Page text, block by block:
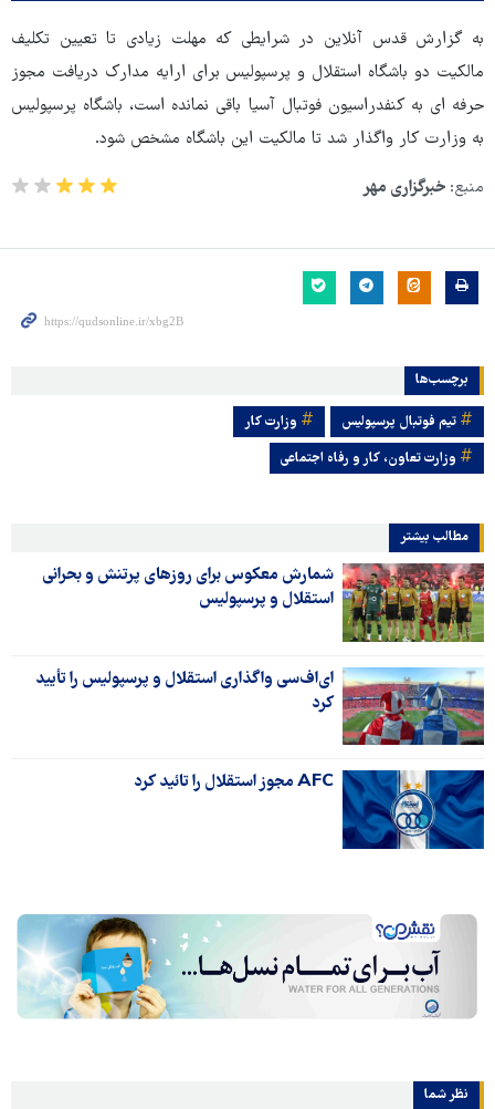
به گزارش قدس آنلاین در شرایطی که مهلت زیادی تا تعیین تکلیف
مالکیت دو باشگاه استقلال و پرسپولیس برای ارایه مدارک دریافت مجوز
حرفه ای به کنفدراسیون فوتبال آسیا باقی نمانده است، باشگاه پرسپولیس
به وزارت کار واگذار شد تا مالکیت این باشگاه مشخص شود.
منبع: خبرگزاری مهر
برچسب‌ها
تیم فوتبال پرسپولیس
وزارت کار
وزارت تعاون، کار و رفاه اجتماعی
مطالب بیشتر
شمارش معکوس برای روزهای پرتنش و بحرانی
استقلال و پرسپولیس
ای‌اف‌سی واگذاری استقلال و پرسپولیس را تأیید
کرد
AFC مجوز استقلال را تائید کرد
نظر شما